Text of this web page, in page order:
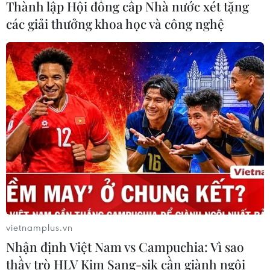
Thành lập Hội đồng cấp Nhà nước xét tặng
các giải thưởng khoa học và công nghệ
vietnamplus.vn
Nhận định Việt Nam vs Campuchia: Vì sao
thầy trò HLV Kim Sang-sik cần giành ngôi